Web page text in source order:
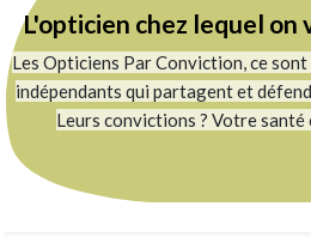
L'opticien chez lequel on
Les Opticiens Par Conviction, ce
indépendants qui partagent et
Leurs convictions ? Votre santé